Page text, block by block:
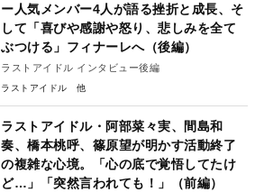
ー人気メンバー4人が語る挫折と成長、そ
して「喜びや感謝や怒り、悲しみを全て
ぶつける」フィナーレへ（後編）
ラストアイドル インタビュー後編
ラストアイドル
ラストアイドル・阿部菜々実、間島和
奏、橋本桃呼、篠原望が明かす活動終了
の複雑な心境。「心の底で覚悟してたけ
ど…」「突然言われても！」（前編）